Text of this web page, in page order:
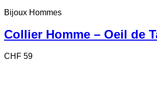
Bijoux Hommes
Collier Homme – Oeil de
CHF 59